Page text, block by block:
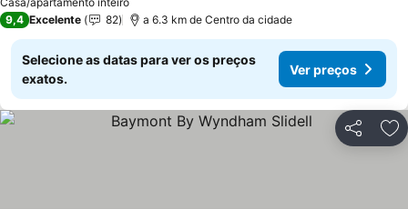
9,4 Excelente 82 a 6.3 km de Centro da cidade
Selecione as datas para ver os preços
exatos.
Ver preços
Partilhar